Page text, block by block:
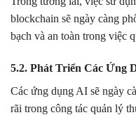
blockchain sẽ ngày càng
bạch và an toàn trong việc
5.2. Phát Triển Các Ứng
Các ứng dụng AI sẽ ngày
rãi trong công tác quản lý